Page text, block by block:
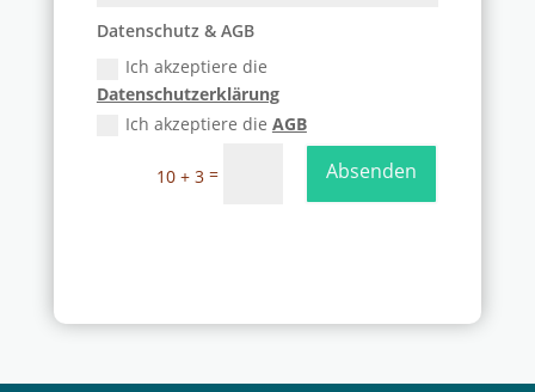
Datenschutz & AGB
Ich akzeptiere die
Datenschutzerklärung
Ich akzeptiere die AGB
10 + 3 = Absenden